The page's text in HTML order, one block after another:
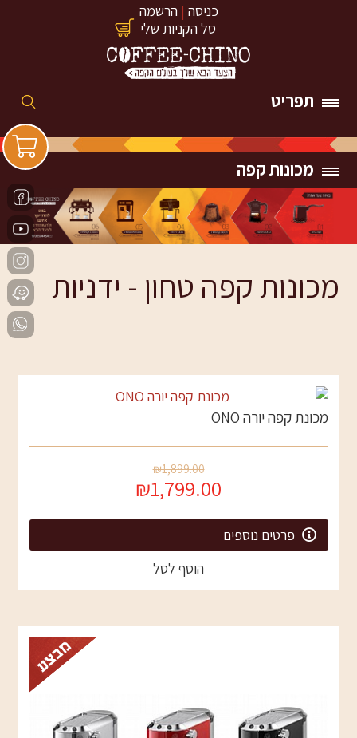
כניסה | הרשמה
סל הקניות שלי
תפריט
מכונות קפה
מכונות קפה טחון - ידניות
מכונת קפה יורה ONO
₪1,899.00
₪1,799.00
פרטים נוספים
הוסף לסל